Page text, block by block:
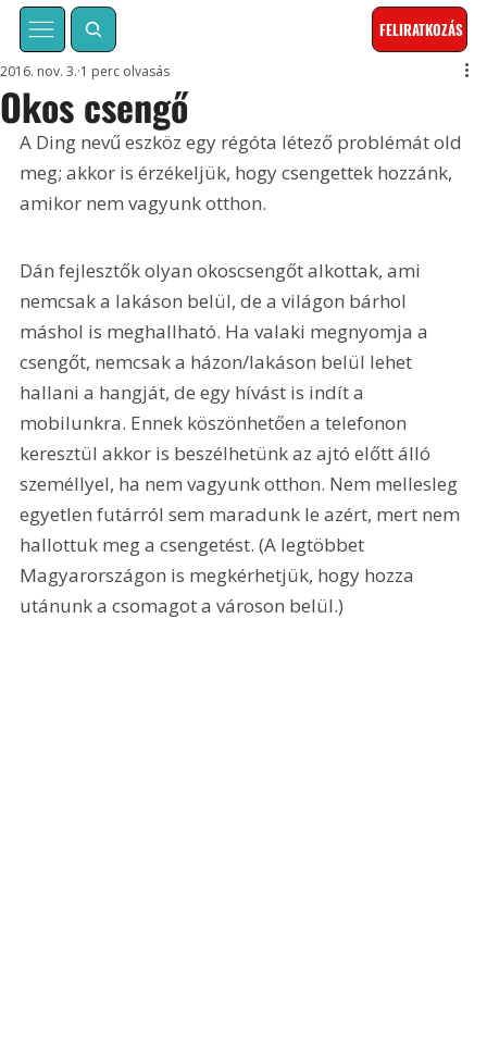
FELIRATKOZÁS
Okos csengő
2016. nov. 3. 1 perc olvasás
A Ding nevű eszköz egy régóta létező problémát old
meg; akkor is érzékeljük, hogy csengettek hozzánk,
amikor nem vagyunk otthon.
Dán fejlesztők olyan okoscsengőt alkottak, ami
nemcsak a lakáson belül, de a világon bárhol
máshol is meghallható. Ha valaki megnyomja a
csengőt, nemcsak a házon/lakáson belül lehet
hallani a hangját, de egy hívást is indít a
mobilunkra. Ennek köszönhetően a telefonon
keresztül akkor is beszélhetünk az ajtó előtt álló
személlyel, ha nem vagyunk otthon. Nem mellesleg
egyetlen futárról sem maradunk le azért, mert nem
hallottuk meg a csengetést. (A legtöbbet
Magyarországon is megkérhetjük, hogy hozza
utánunk a csomagot a városon belül.)